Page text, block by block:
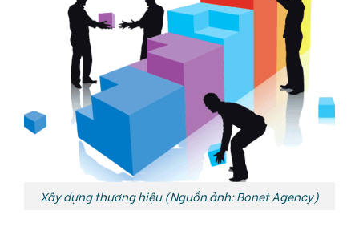
Xây dựng thương hiệu (Nguồn ảnh: Bonet Agency)